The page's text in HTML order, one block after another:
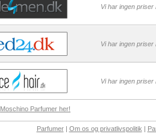
Vi har ingen
Vi har ingen
Vi har ingen
Moschino Parfumer her!
Parfumer| Om os og privatlivspolitik |